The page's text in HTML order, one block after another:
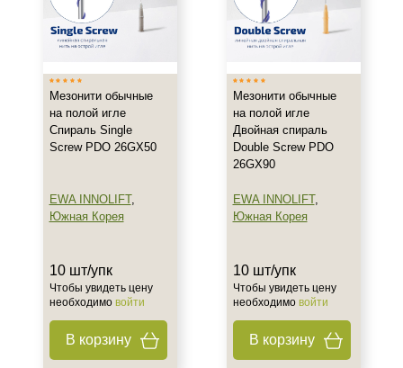
Мезонити обычные
на полой игле
Спираль Single
Screw PDO 26GX50
EWA INNOLIFT,
Южная Корея
10 шт/упк
Чтобы увидеть цену
необходимо войти
В корзину
Мезонити обычные
на полой игле
Двойная спираль
Double Screw PDO
26GX90
EWA INNOLIFT,
Южная Корея
10 шт/упк
Чтобы увидеть цену
необходимо войти
В корзину